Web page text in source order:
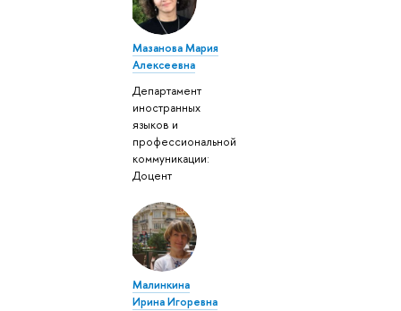
Мазанова Мария
Алексеевна
Департамент
иностранных
языков и
профессиональной
коммуникации:
Доцент
Малинкина
Ирина Игоревна